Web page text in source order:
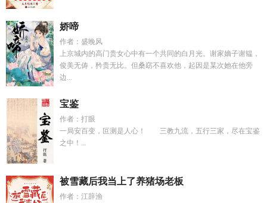
娇啼
作者：盛晚风
上京城内的高门贵女心中有一个共同的白月光。谢家嫡子谢韫，
俊美无俦，矜贵无比。但桑窈不喜欢他，起因是某次她在他旁
边...
宝鉴
作者：打眼
一局安百变，叵测是人心！ 三教九流，五行三家，尽在宝鉴
之中！...
被雪藏后我当上了养猪场老板
作者：江辞渔